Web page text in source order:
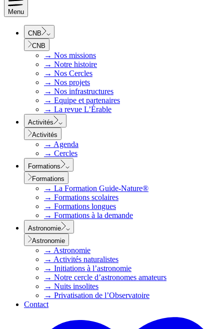
Menu
CNB
CNB
→ Nos missions
→ Notre histoire
→ Nos Cercles
→ Nos projets
→ Nos infrastructures
→ Equipe et partenaires
→ La revue L’Érable
Activités
Activités
→ Agenda
→ Cercles
Formations
Formations
→ La Formation Guide-Nature®
→ Formations scolaires
→ Formations longues
→ Formations à la demande
Astronomie
Astronomie
→ Astronomie
→ Activités naturalistes
→ Initiations à l’astronomie
→ Notre cercle d’astronomes amateurs
→ Nuits insolites
→ Privatisation de l’Observatoire
Contact